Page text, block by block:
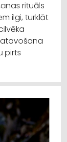
rituāls
ilgi, turklāt
pirts